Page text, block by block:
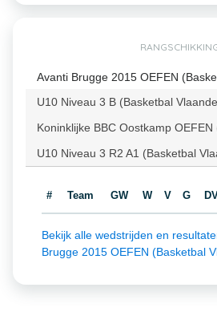
Avanti Brugge 2015 OEFEN
U10 Niveau 3 B (Basketbal
Koninklijke BBC Oostkamp
U10 Niveau 3 R2 A1 (Basketbal
# Team GW W V G
Bekijk alle wedstrijden en
Brugge 2015 OEFEN (Basketbal